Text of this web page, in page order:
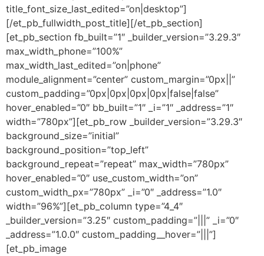
title_font_size_last_edited=”on|desktop”]
[/et_pb_fullwidth_post_title][/et_pb_section]
[et_pb_section fb_built=”1″ _builder_version=”3.29.3″
max_width_phone=”100%”
max_width_last_edited=”on|phone”
module_alignment=”center” custom_margin=”0px||”
custom_padding=”0px|0px|0px|0px|false|false”
hover_enabled=”0″ bb_built=”1″ _i=”1″ _address=”1″
width=”780px”][et_pb_row _builder_version=”3.29.3″
background_size=”initial”
background_position=”top_left”
background_repeat=”repeat” max_width=”780px”
hover_enabled=”0″ use_custom_width=”on”
custom_width_px=”780px” _i=”0″ _address=”1.0″
width=”96%”][et_pb_column type=”4_4″
_builder_version=”3.25″ custom_padding=”|||” _i=”0″
_address=”1.0.0″ custom_padding__hover=”|||”]
[et_pb_image